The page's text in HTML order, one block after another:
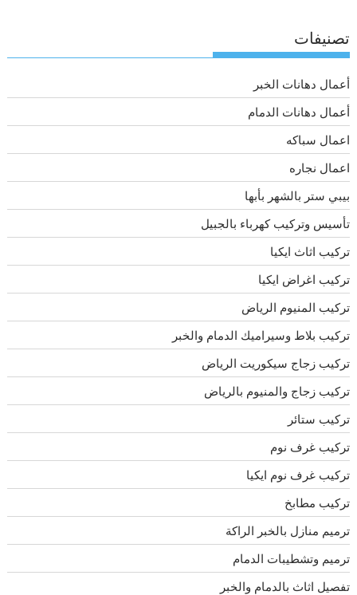
تصنيفات
أعمال دهانات الخبر
أعمال دهانات الدمام
اعمال سباكه
اعمال نجاره
بيبي ستر بالشهر بأبها
تأسيس وتركيب كهرباء بالجبيل
تركيب اثاث ايكيا
تركيب اغراض ايكيا
تركيب المنيوم الرياض
تركيب بلاط وسيراميك الدمام والخبر
تركيب زجاج سيكوريت الرياض
تركيب زجاج والمنيوم بالرياض
تركيب ستائر
تركيب غرف نوم
تركيب غرف نوم ايكيا
تركيب مطابخ
ترميم منازل بالخبر الراكة
ترميم وتشطيبات الدمام
تفصيل اثاث بالدمام والخبر